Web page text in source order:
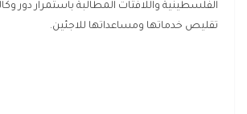
الفلسطينية واللافتات المطالبة باستمرار دور
تقليص خدماتها ومساعداتها للاجئين.